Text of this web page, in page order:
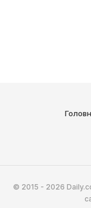
© 2015 - 2026